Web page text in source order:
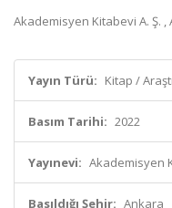
Akademisyen Kitabevi A. Ş. ,
Yayın Türü: Kitap /
Basım Tarihi: 2022
Yayınevi: Akademisyen
Basıldığı Şehir: Ankara